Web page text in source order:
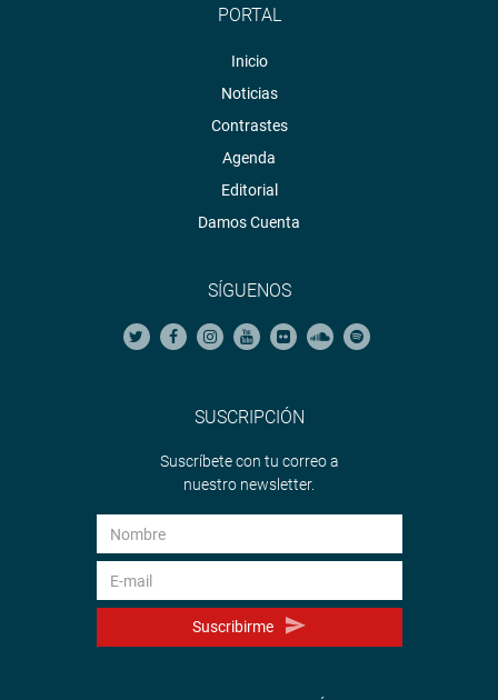
PORTAL
Inicio
Noticias
Contrastes
Agenda
Editorial
Damos Cuenta
SÍGUENOS
SUSCRIPCIÓN
Suscríbete con tu correo a
nuestro newsletter.
Suscribirme